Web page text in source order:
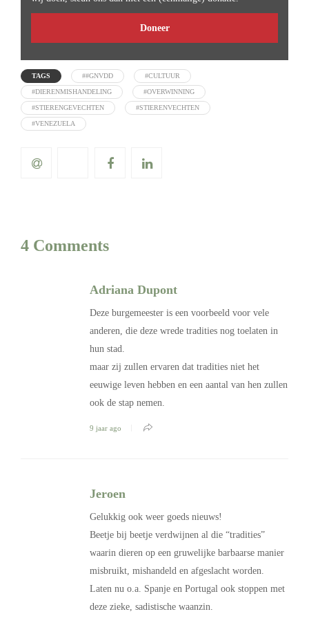
Doneer
TAGS ##GNVDD #CULTUUR
#DIERENMISHANDELING #OVERWINNING
#STIERENGEVECHTEN #STIERENVECHTEN
#VENEZUELA
4 Comments
Adriana Dupont
Deze burgemeester is een voorbeeld voor vele
anderen, die deze wrede tradities nog toelaten in
hun stad.
maar zij zullen ervaren dat tradities niet het
eeuwige leven hebben en een aantal van hen zullen
ook de stap nemen.
9 jaar ago
Jeroen
Gelukkig ook weer goeds nieuws!
Beetje bij beetje verdwijnen al die “tradities”
waarin dieren op een gruwelijke barbaarse manier
misbruikt, mishandeld en afgeslacht worden.
Laten nu o.a. Spanje en Portugal ook stoppen met
deze zieke, sadistische waanzin.